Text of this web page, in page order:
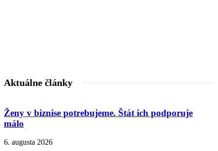
Aktuálne články
Ženy v biznise potrebujeme. Štát ich podporuje
málo
6. augusta 2026